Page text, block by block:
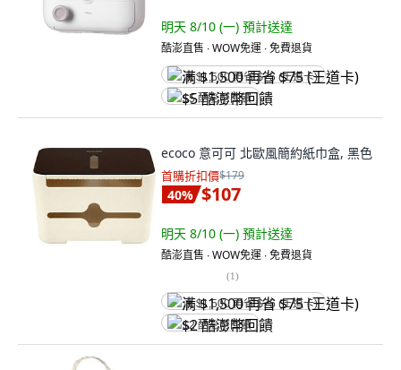
明天 8/10 (一) 預計送達
酷澎直售 ∙ WOW免運 ∙ 免費退貨
满 $1,500 再省 $75 (王道卡)
$5 酷澎幣回饋
ecoco 意可可 北歐風簡約紙巾盒, 黑色
首購折扣價$179
40% $107
明天 8/10 (一) 預計送達
酷澎直售 ∙ WOW免運 ∙ 免費退貨
(1)
满 $1,500 再省 $75 (王道卡)
$2 酷澎幣回饋